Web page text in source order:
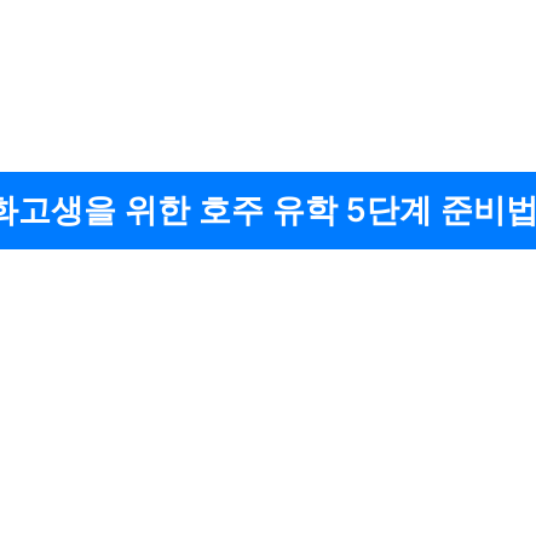
고생을 위한 호주 유학 5단계 준비법